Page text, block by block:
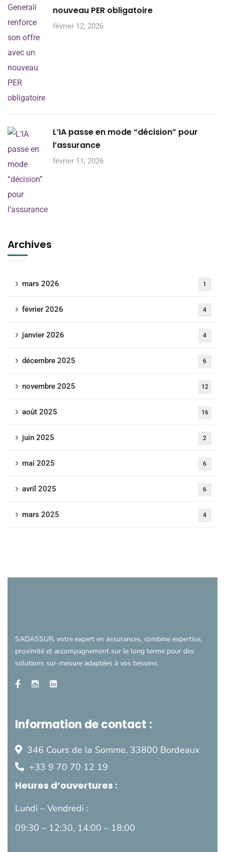
nouveau PER obligatoire
février 12, 2026
L’IA passe en mode “décision” pour
l’assurance
février 11, 2026
Archives
mars 2026 1
février 2026 4
janvier 2026 4
décembre 2025 6
novembre 2025 12
août 2025 16
juin 2025 2
mai 2025 6
avril 2025 6
mars 2025 4
SADASSUR, votre expert en assurances, combine expertise,
proximité et accompagnement sur le long terme pour des
solutions sur-mesure adaptées à vos besoins.
Information de contact :
346 Cours de la Somme, 33800 Bordeaux
+33 9 70 70 12 19
Heures d’ouvertures :
Lundi – Vendredi :
09:30 – 12:30, 14:00 – 18:00